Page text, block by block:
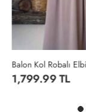
Sahra Ferace
2,199.99 TL